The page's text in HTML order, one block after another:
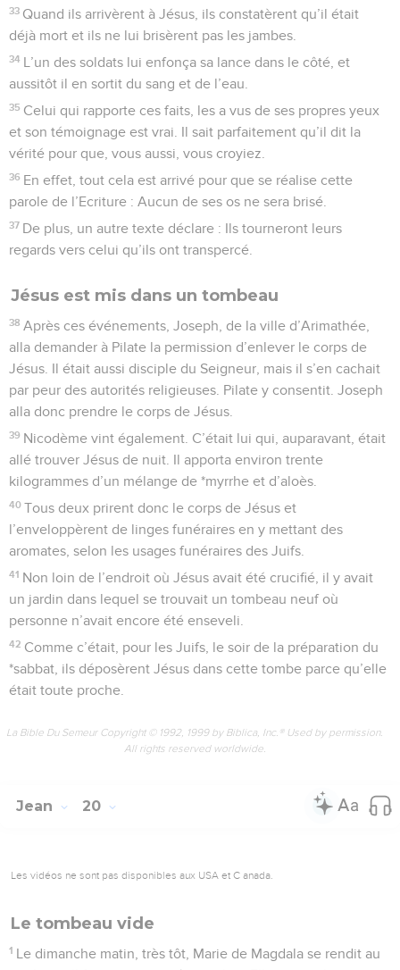
33 Quand ils arrivèrent à Jésus, ils constatèrent qu’il était
déjà mort et ils ne lui brisèrent pas les jambes.
34 L’un des soldats lui enfonça sa lance dans le côté, et
aussitôt il en sortit du sang et de l’eau.
35 Celui qui rapporte ces faits, les a vus de ses propres yeux
et son témoignage est vrai. Il sait parfaitement qu’il dit la
vérité pour que, vous aussi, vous croyiez.
36 En effet, tout cela est arrivé pour que se réalise cette
parole de l’Ecriture : Aucun de ses os ne sera brisé.
37 De plus, un autre texte déclare : Ils tourneront leurs
regards vers celui qu’ils ont transpercé.
Jésus est mis dans un tombeau
38 Après ces événements, Joseph, de la ville d’Arimathée,
alla demander à Pilate la permission d’enlever le corps de
Jésus. Il était aussi disciple du Seigneur, mais il s’en cachait
par peur des autorités religieuses. Pilate y consentit. Joseph
alla donc prendre le corps de Jésus.
39 Nicodème vint également. C’était lui qui, auparavant, était
allé trouver Jésus de nuit. Il apporta environ trente
kilogrammes d’un mélange de *myrrhe et d’aloès.
40 Tous deux prirent donc le corps de Jésus et
l’enveloppèrent de linges funéraires en y mettant des
aromates, selon les usages funéraires des Juifs.
41 Non loin de l’endroit où Jésus avait été crucifié, il y avait
un jardin dans lequel se trouvait un tombeau neuf où
personne n’avait encore été enseveli.
42 Comme c’était, pour les Juifs, le soir de la préparation du
*sabbat, ils déposèrent Jésus dans cette tombe parce qu’elle
était toute proche.
La Bible Du Semeur Copyright © 1992, 1999 by Biblica, Inc.® Used by permission.
All rights reserved worldwide.
Jean 20
Les vidéos ne sont pas disponibles aux USA et C anada.
Le tombeau vide
1 Le dimanche matin, très tôt, Marie de Magdala se rendit au